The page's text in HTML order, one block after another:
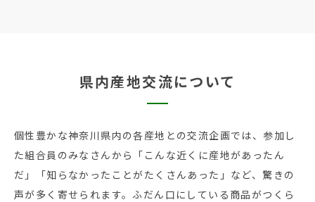
県内産地交流について
個性豊かな神奈川県内の各産地との交流企画では、参加し
た組合員のみなさんから「こんな近くに産地があったん
だ」「知らなかったことがたくさんあった」など、驚きの
声が多く寄せられます。ふだん口にしている商品がつくら